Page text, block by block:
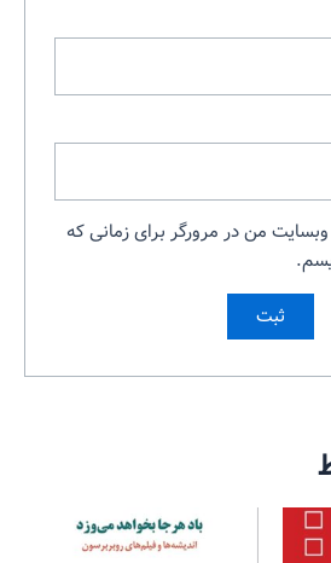
وبسایت من در مرورگر برای زمانی که